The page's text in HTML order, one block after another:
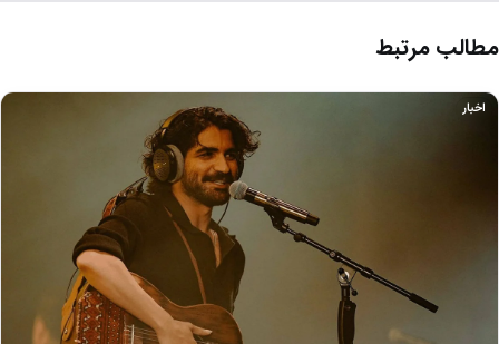
مطالب مرتبط
اخبار